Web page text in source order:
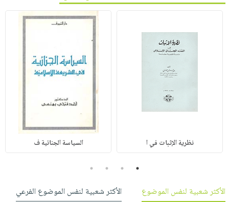
نظرية الإثبات في ا السياسة الجنائية ف
1
2
3
4
الأكثر شعبية لنفس الموضوع
الأكثر شعبية لنفس الموضوع الفرعي